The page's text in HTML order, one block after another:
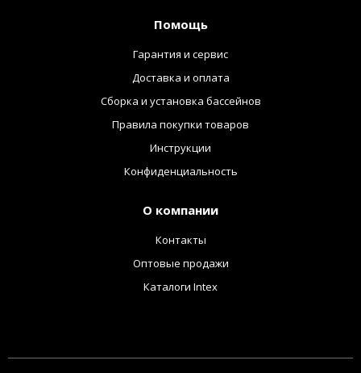
Помощь
Гарантия и сервис
Доставка и оплата
Сборка и установка бассейнов
Правила покупки товаров
Инструкции
Конфиденциальность
О компании
Контакты
Оптовые продажи
Каталоги Intex